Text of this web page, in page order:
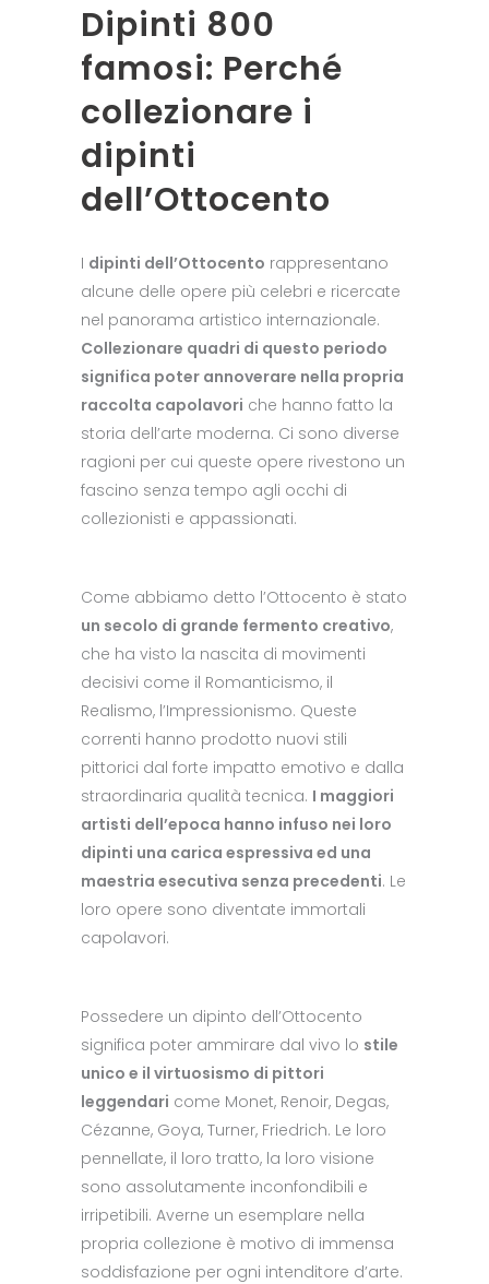
Dipinti 800
famosi: Perché
collezionare i
dipinti
dell’Ottocento
I dipinti dell’Ottocento rappresentano
alcune delle opere più celebri e ricercate
nel panorama artistico internazionale.
Collezionare quadri di questo periodo
significa poter annoverare nella propria
raccolta capolavori che hanno fatto la
storia dell’arte moderna. Ci sono diverse
ragioni per cui queste opere rivestono un
fascino senza tempo agli occhi di
collezionisti e appassionati.
Come abbiamo detto l’Ottocento è stato
un secolo di grande fermento creativo,
che ha visto la nascita di movimenti
decisivi come il Romanticismo, il
Realismo, l’Impressionismo. Queste
correnti hanno prodotto nuovi stili
pittorici dal forte impatto emotivo e dalla
straordinaria qualità tecnica. I maggiori
artisti dell’epoca hanno infuso nei loro
dipinti una carica espressiva ed una
maestria esecutiva senza precedenti. Le
loro opere sono diventate immortali
capolavori.
Possedere un dipinto dell’Ottocento
significa poter ammirare dal vivo lo stile
unico e il virtuosismo di pittori
leggendari come Monet, Renoir, Degas,
Cézanne, Goya, Turner, Friedrich. Le loro
pennellate, il loro tratto, la loro visione
sono assolutamente inconfondibili e
irripetibili. Averne un esemplare nella
propria collezione è motivo di immensa
soddisfazione per ogni intenditore d’arte.